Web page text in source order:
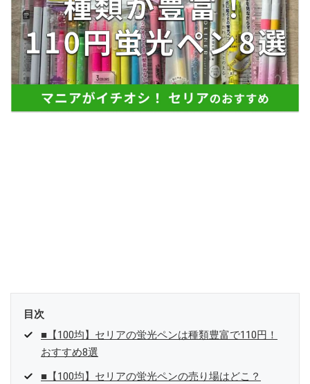
は落札者として参加。その後、出品者側にまわり、家の中の物を出品
しまくる。出品する物がほぼなくなってからは、仕入れを経験。ネッ
トオークションを生活の一部に取り入れるべく、「ネットオークショ
ンやフリマアプリは生活のインフラになる」という考えを持つ。また
消費税増税の社会においては、ネットオークションやフリマアプリが
家計の救世主になりえると考え、業者とは違う視点でユーザーとして
目次
■【100均】セリアの蛍光ペンは種類豊富で110円！
おすすめ8選
■【100均】セリアの蛍光ペンの売り場はどこ？